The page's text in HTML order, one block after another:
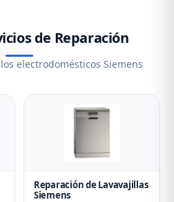
de Reparación
electrodomésticos Siemens
Reparación de Lavavajillas
Siemens